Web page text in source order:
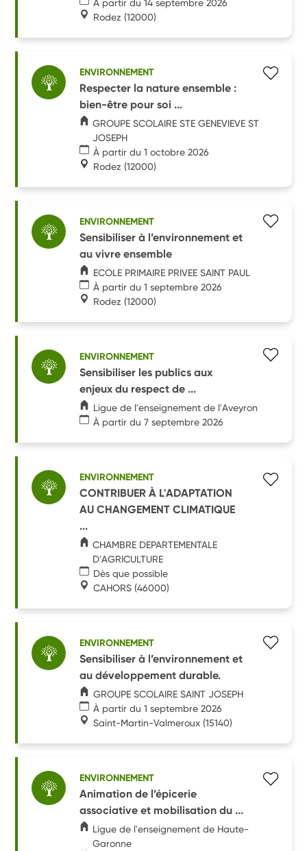
À partir du 14 septembre 2026
Rodez (12000)
ENVIRONNEMENT
Respecter la nature ensemble :
bien-être pour soi ...
GROUPE SCOLAIRE STE GENEVIEVE ST
JOSEPH
À partir du 1 octobre 2026
Rodez (12000)
ENVIRONNEMENT
Sensibiliser à l’environnement et
au vivre ensemble
ECOLE PRIMAIRE PRIVEE SAINT PAUL
À partir du 1 septembre 2026
Rodez (12000)
ENVIRONNEMENT
Sensibiliser les publics aux
enjeux du respect de ...
Ligue de l'enseignement de l'Aveyron
À partir du 7 septembre 2026
ENVIRONNEMENT
CONTRIBUER À L'ADAPTATION
AU CHANGEMENT CLIMATIQUE
...
CHAMBRE DEPARTEMENTALE
D'AGRICULTURE
Dès que possible
CAHORS (46000)
ENVIRONNEMENT
Sensibiliser à l’environnement et
au développement durable.
GROUPE SCOLAIRE SAINT JOSEPH
À partir du 1 septembre 2026
Saint-Martin-Valmeroux (15140)
ENVIRONNEMENT
Animation de l’épicerie
associative et mobilisation du ...
Ligue de l'enseignement de Haute-
Garonne